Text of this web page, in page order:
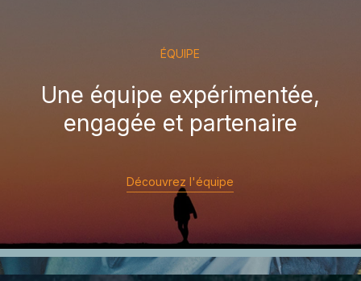
ÉQUIPE
Une équipe expérimentée,
engagée et partenaire
Découvrez l'équipe